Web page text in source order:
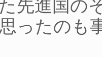
先進国の
ったのも